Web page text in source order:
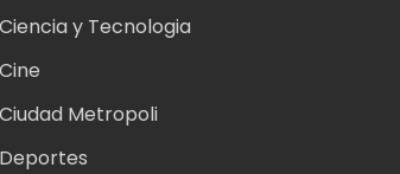
Ciencia y Tecnologia
Cine
Ciudad Metropoli
Deportes